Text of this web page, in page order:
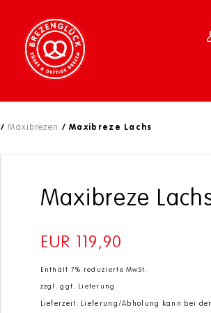
/Maxibrezen /Maxibreze Lachs
Maxibreze
EUR 119,90
Enthält 7% reduzierte MwSt.
zzgl.ggf. Lieferung
Lieferzeit: Lieferung/Abholung kann bei